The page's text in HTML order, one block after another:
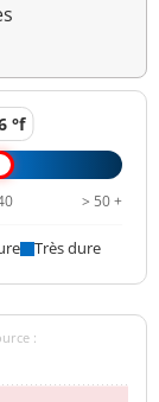
<=0,1 mg/L
>=6,5 et <=9
unité pH
°f
> 50 +
Très dure
: